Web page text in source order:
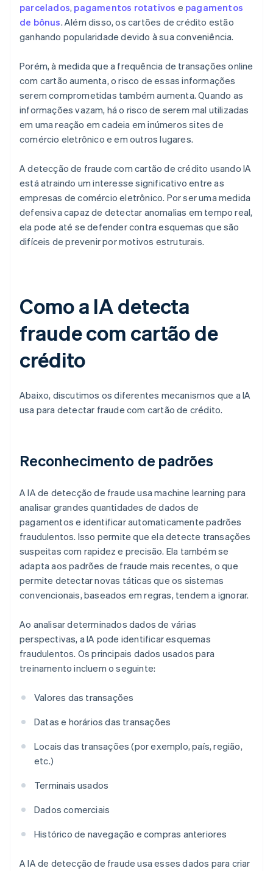
parcelados, pagamentos rotativos e pagamentos
de bônus. Além disso, os cartões de crédito estão
ganhando popularidade devido à sua conveniência.
Porém, à medida que a frequência de transações online
com cartão aumenta, o risco de essas informações
serem comprometidas também aumenta. Quando as
informações vazam, há o risco de serem mal utilizadas
em uma reação em cadeia em inúmeros sites de
comércio eletrônico e em outros lugares.
A detecção de fraude com cartão de crédito usando IA
está atraindo um interesse significativo entre as
empresas de comércio eletrônico. Por ser uma medida
defensiva capaz de detectar anomalias em tempo real,
ela pode até se defender contra esquemas que são
difíceis de prevenir por motivos estruturais.
Como a IA detecta
fraude com cartão de
crédito
Abaixo, discutimos os diferentes mecanismos que a IA
usa para detectar fraude com cartão de crédito.
Reconhecimento de padrões
A IA de detecção de fraude usa machine learning para
analisar grandes quantidades de dados de
pagamentos e identificar automaticamente padrões
fraudulentos. Isso permite que ela detecte transações
suspeitas com rapidez e precisão. Ela também se
adapta aos padrões de fraude mais recentes, o que
permite detectar novas táticas que os sistemas
convencionais, baseados em regras, tendem a ignorar.
Ao analisar determinados dados de várias
perspectivas, a IA pode identificar esquemas
fraudulentos. Os principais dados usados para
treinamento incluem o seguinte:
Valores das transações
Datas e horários das transações
Locais das transações (por exemplo, país, região,
etc.)
Terminais usados
Dados comerciais
Histórico de navegação e compras anteriores
A IA de detecção de fraude usa esses dados para criar